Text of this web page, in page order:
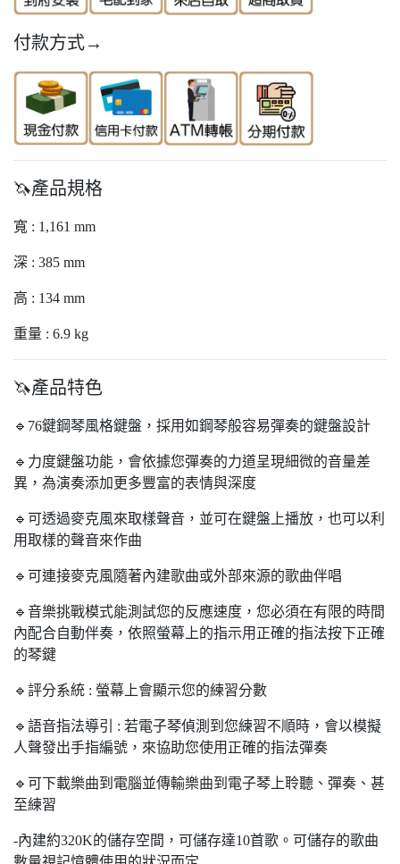
付款方式→
🦄產品規格
寬 : 1,161 mm
深 : 385 mm
高 : 134 mm
重量 : 6.9 kg
🦄產品特色
🔹76鍵鋼琴風格鍵盤，採用如鋼琴般容易彈奏的鍵盤設計
🔹力度鍵盤功能，會依據您彈奏的力道呈現細微的音量差
異，為演奏添加更多豐富的表情與深度
🔹可透過麥克風來取樣聲音，並可在鍵盤上播放，也可以利
用取樣的聲音來作曲
🔹可連接麥克風隨著內建歌曲或外部來源的歌曲伴唱
🔹音樂挑戰模式能測試您的反應速度，您必須在有限的時間
內配合自動伴奏，依照螢幕上的指示用正確的指法按下正確
的琴鍵
🔹評分系統 : 螢幕上會顯示您的練習分數
🔹語音指法導引 : 若電子琴偵測到您練習不順時，會以模擬
人聲發出手指編號，來協助您使用正確的指法彈奏
🔹可下載樂曲到電腦並傳輸樂曲到電子琴上聆聽、彈奏、甚
至練習
-內建約320K的儲存空間，可儲存達10首歌。可儲存的歌曲